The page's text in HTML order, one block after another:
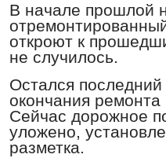
В начале прошлой
откроют к
не случилось.
Остался
окончания ремонта
Сейчас дорожное
уложено,
разметка.